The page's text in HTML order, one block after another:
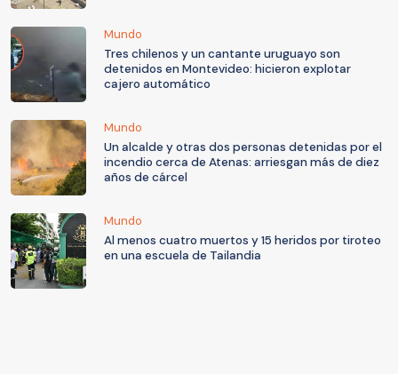
Mundo
Tres chilenos y un cantante uruguayo son
detenidos en Montevideo: hicieron explotar
cajero automático
Mundo
Un alcalde y otras dos personas detenidas por el
incendio cerca de Atenas: arriesgan más de diez
años de cárcel
Mundo
Al menos cuatro muertos y 15 heridos por tiroteo
en una escuela de Tailandia